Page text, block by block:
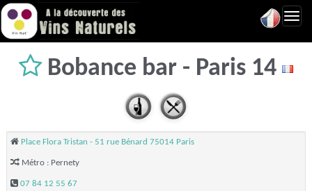
Bobance bar - Paris 14
Place Flora Tristan - 51 rue Bénard 75014 Paris
Métro : Pernety
07 84 12 55 67